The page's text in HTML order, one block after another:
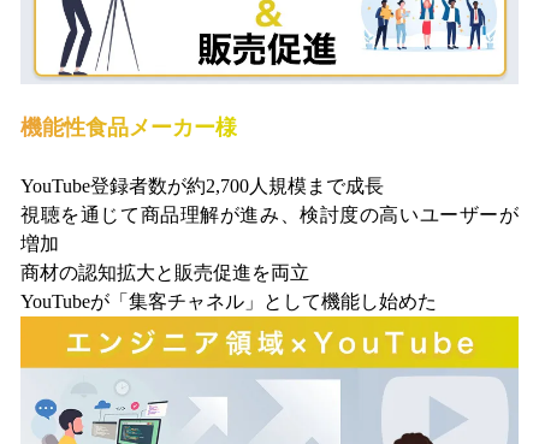
機能性食品メーカー様
YouTube登録者数が約2,700人規模まで成長
視聴を通じて商品理解が進み、検討度の高いユーザーが
増加
商材の認知拡大と販売促進を両立
YouTubeが「集客チャネル」として機能し始めた